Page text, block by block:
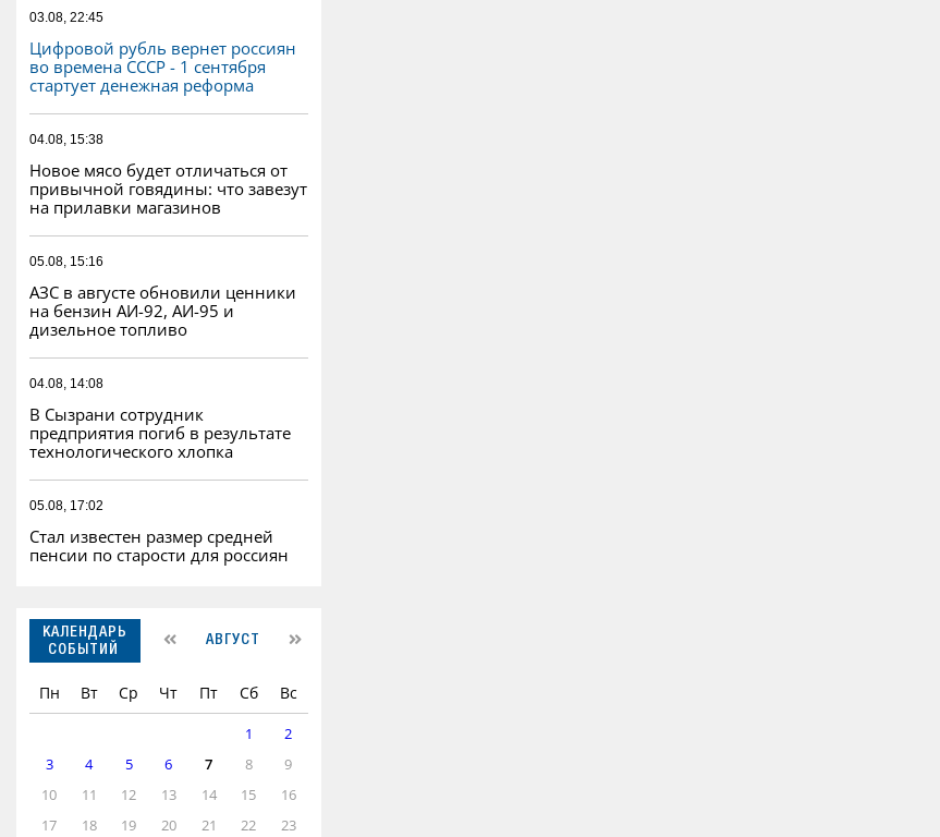
03.08, 22:45
Цифровой рубль вернет россиян
во времена СССР - 1 сентября
стартует денежная реформа
04.08, 15:38
Новое мясо будет отличаться от
привычной говядины: что завезут
на прилавки магазинов
05.08, 15:16
АЗС в августе обновили ценники
на бензин АИ-92, АИ-95 и
дизельное топливо
04.08, 14:08
В Сызрани сотрудник
предприятия погиб в результате
технологического хлопка
05.08, 17:02
Стал известен размер средней
пенсии по старости для россиян
КАЛЕНДАРЬ
СОБЫТИЙ
АВГУСТ
Пн Вт Ср Чт Пт Сб Вс
1
2
3
4 5 6 7 8
9
10
11 12 13 14 15
16
17
18 19 20 21 22 23